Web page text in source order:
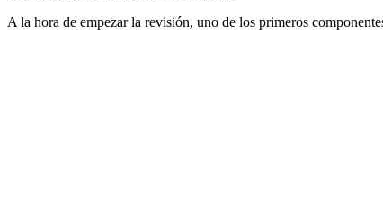
A la hora de empezar la revisión, uno de los primeros